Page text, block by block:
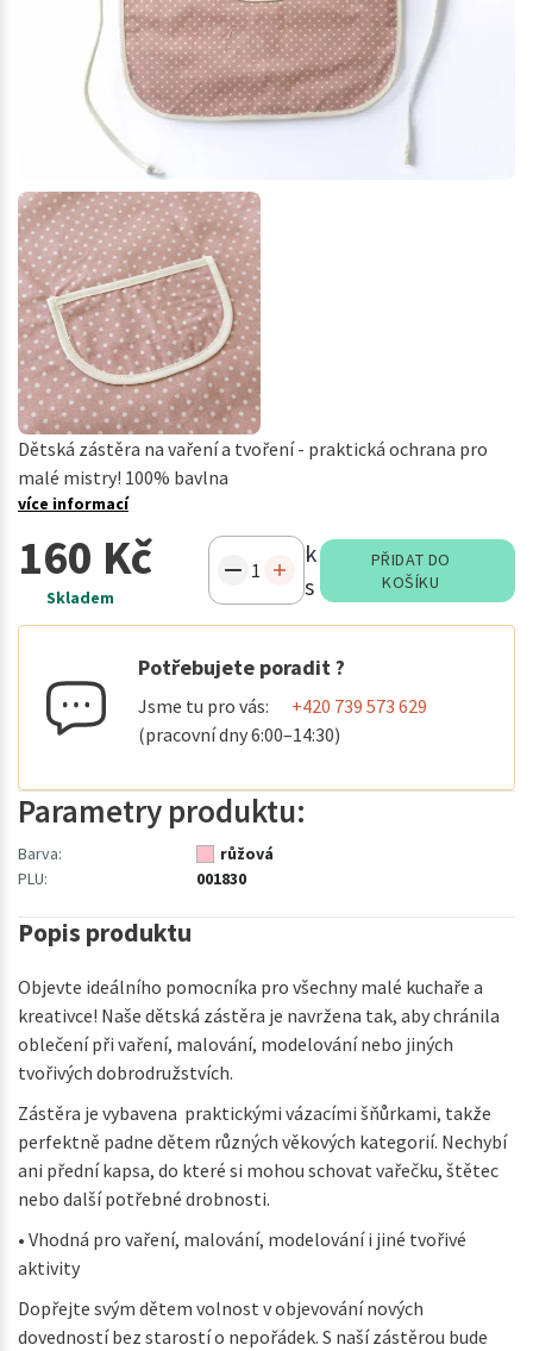
Dětská zástěra na vaření a tvoření - praktická ochrana pro
malé mistry! 100% bavlna
více informací
160 Kč
Skladem
k
s
PŘIDAT DO
KOŠÍKU
Potřebujete poradit ?
Jsme tu pro vás:
+420 739 573 629
(pracovní dny 6:00–14:30)
Parametry produktu:
Barva:
růžová
PLU:
001830
Popis produktu
Objevte ideálního pomocníka pro všechny malé kuchaře a
kreativce! Naše dětská zástěra je navržena tak, aby chránila
oblečení při vaření, malování, modelování nebo jiných
tvořivých dobrodružstvích.
Zástěra je vybavena praktickými vázacími šňůrkami, takže
perfektně padne dětem různých věkových kategorií. Nechybí
ani přední kapsa, do které si mohou schovat vařečku, štětec
nebo další potřebné drobnosti.
• Vhodná pro vaření, malování, modelování i jiné tvořivé
aktivity
Dopřejte svým dětem volnost v objevování nových
dovedností bez starostí o nepořádek. S naší zástěrou bude